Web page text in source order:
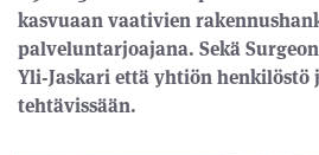
kasvuaan vaativien
palveluntarjoajana. Sekä
Yli-Jaskari että yhtiön henkilöstö
tehtävissään.